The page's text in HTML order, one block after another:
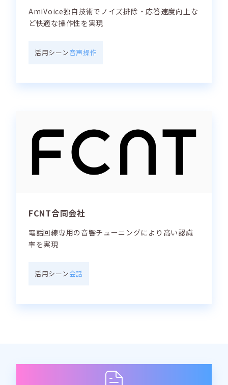
AmiVoice独自技術でノイズ排除・応答速度向上な
ど快適な操作性を実現
活用シーン音声操作
FCNT合同会社
電話回線専用の音響チューニングにより高い認識
率を実現
活用シーン会話